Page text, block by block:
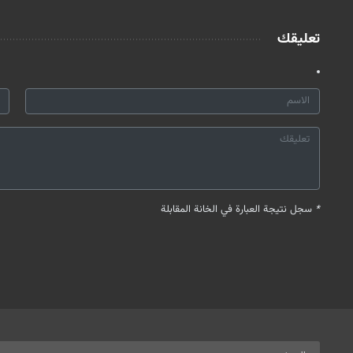
تعليقك
* سجل نتيجة العبارة في الخانة المقابلة